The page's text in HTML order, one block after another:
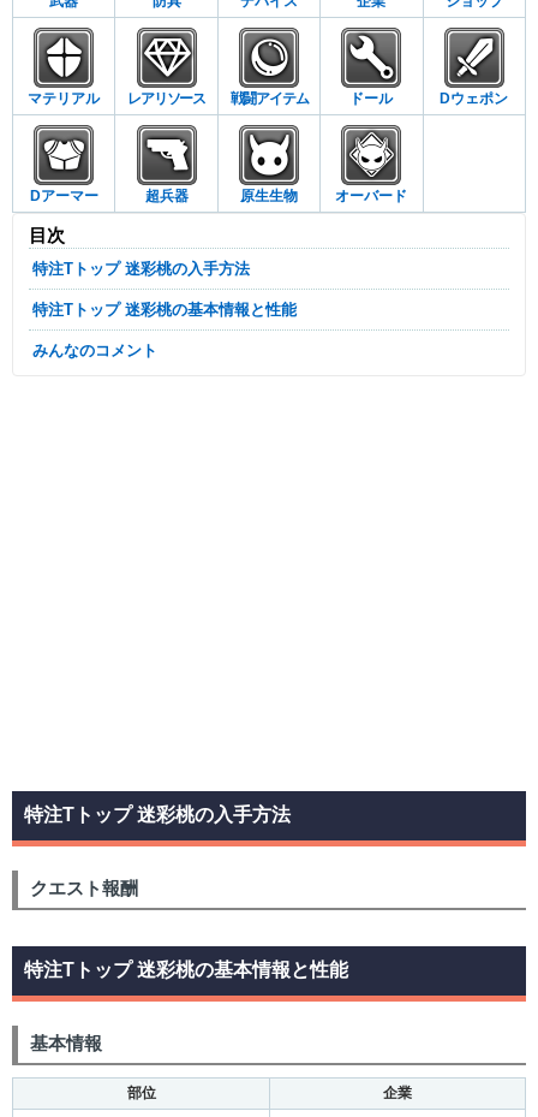
マテリアル レアリソース 戦闘アイテム ドール Dウェポン
Dアーマー 超兵器 原生生物 オーバード
目次
特注Tトップ 迷彩桃の入手方法
特注Tトップ 迷彩桃の基本情報と性能
みんなのコメント
特注Tトップ 迷彩桃の入手方法
クエスト報酬
特注Tトップ 迷彩桃の基本情報と性能
基本情報
部位 企業